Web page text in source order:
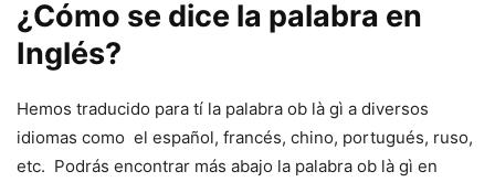
¿Cómo se dice la palabra en
Inglés?
Hemos traducido para tí la palabra ob là gì a diversos
idiomas como el español, francés, chino, portugués, ruso,
etc. Podrás encontrar más abajo la palabra ob là gì en